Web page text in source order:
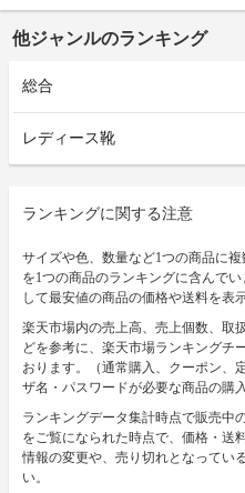
他ジャンルのランキング
総合
レディース靴
ランキングに関する注意
サイズや色、数量など1つの商品に
を1つの商品のランキングに含んで
して最安値の商品の価格や送料を表
楽天市場内の売上高、売上個数、取
どを参考に、楽天市場ランキングチ
おります。（通常購入、クーポン、
ザ名・パスワードが必要な商品の購
ランキングデータ集計時点で販売中
をご覧になられた時点で、価格・送
情報の変更や、売り切れとなってい
い。